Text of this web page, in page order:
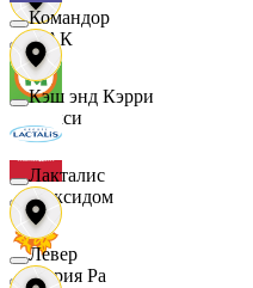
МАК
Макси
Максидом
Мария Ра
Командор
Кэш энд Кэрри
Лакталис
Левер